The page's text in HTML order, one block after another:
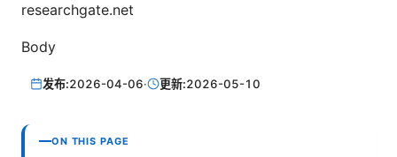
researchgate.net
Body
发布:2026-04-06· 更新:2026-05-10
ON THIS PAGE